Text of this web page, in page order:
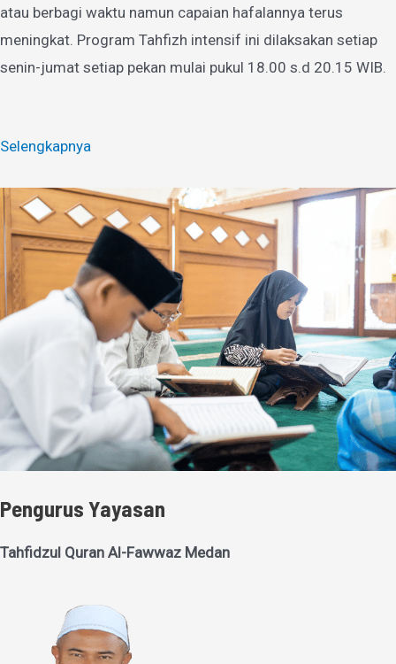
atau berbagi waktu namun capaian hafalannya terus
meningkat. Program Tahfizh intensif ini dilaksakan setiap
senin-jumat setiap pekan mulai pukul 18.00 s.d 20.15 WIB.
Selengkapnya
Pengurus Yayasan
Tahfidzul Quran Al-Fawwaz Medan